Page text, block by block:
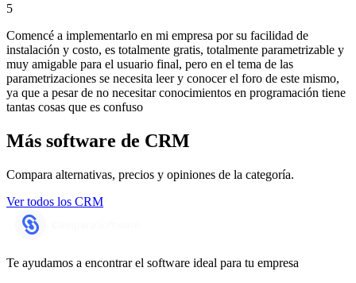
5
Comencé a implementarlo en mi empresa por su facilidad de
instalación y costo, es totalmente gratis, totalmente parametrizable y
muy amigable para el usuario final, pero en el tema de las
parametrizaciones se necesita leer y conocer el foro de este mismo,
ya que a pesar de no necesitar conocimientos en programación tiene
tantas cosas que es confuso
Más software de CRM
Compara alternativas, precios y opiniones de la categoría.
Ver todos los CRM
Te ayudamos a encontrar el software ideal para tu empresa